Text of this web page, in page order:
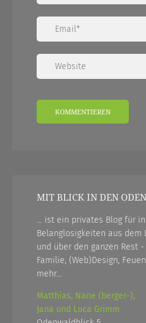
MIT BLICK IN DEN
... ist ein privates Blog für
Belanglosigkeiten aus dem
und über den ganzen Rest
Familie, (Web)Design,
mehr...
Matthias, Nane (berger-),
Jana und Luca Grimm